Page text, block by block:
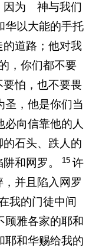
因为 神与我们
华以大能的手托
道路；他对我
，你们都不要
怕，也不要畏
圣，他是你们当
必向信靠他的人
石头、跌人的
和网罗。
15 许
并且陷入网罗
我的门徒中间
顾雅各家的耶和
耶和华赐给我的